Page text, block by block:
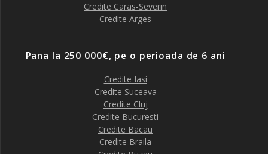
Credite Caras-Severin
Credite Arges
Pana la 250 000€, pe o perioada de 6 ani
Credite Iasi
Credite Suceava
Credite Cluj
Credite Bucuresti
Credite Bacau
Credite Braila